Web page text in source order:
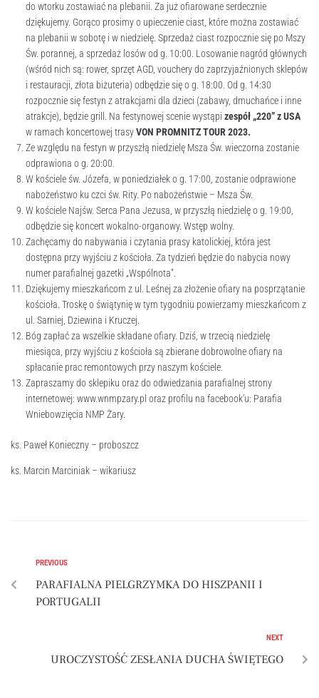
do wtorku zostawiać na plebanii. Za już ofiarowane serdecznie
dziękujemy. Gorąco prosimy o upieczenie ciast, które można zostawiać
na plebanii w sobotę i w niedzielę. Sprzedaż ciast rozpocznie się po Mszy
Św. porannej, a sprzedaż losów od g. 10:00. Losowanie nagród głównych
(wśród nich są: rower, sprzęt AGD, vouchery do zaprzyjaźnionych sklepów
i restauracji, złota biżuteria) odbędzie się o g. 18:00. Od g. 14:30
rozpocznie się festyn z atrakcjami dla dzieci (zabawy, dmuchańce i inne
atrakcje), będzie grill. Na festynowej scenie wystąpi zespół „220” z USA
w ramach koncertowej trasyVON PROMNITZ TOUR 2023.
Ze względu na festyn w przyszłą niedzielę Msza Św. wieczorna zostanie
odprawiona o g. 20:00.
W kościele św. Józefa, w poniedziałek o g. 17:00, zostanie odprawione
nabożeństwo ku czci św. Rity. Po nabożeństwie – Msza Św.
W kościele Najśw. Serca Pana Jezusa, w przyszłą niedzielę o g. 19:00,
odbędzie się koncert wokalno-organowy. Wstęp wolny.
Zachęcamy do nabywania i czytania prasy katolickiej, która jest
dostępna przy wyjściu z kościoła. Za tydzień będzie do nabycia nowy
numer parafialnej gazetki „Wspólnota”.
Dziękujemy mieszkańcom z ul. Leśnej za złożenie ofiary na posprzątanie
kościoła. Troskę o świątynię w tym tygodniu powierzamy mieszkańcom z
ul. Sarniej, Dziewina i Kruczej.
Bóg zapłać za wszelkie składane ofiary. Dziś, w trzecią niedzielę
miesiąca, przy wyjściu z kościoła są zbierane dobrowolne ofiary na
spłacanie prac remontowych przy naszym kościele.
Zapraszamy do sklepiku oraz do odwiedzania parafialnej strony
internetowej: www.wnmpzary.pl oraz profilu na facebook’u: Parafia
Wniebowzięcia NMP Żary.
ks. Paweł Konieczny – proboszcz
ks. Marcin Marciniak – wikariusz
PREVIOUS
PARAFIALNA PIELGRZYMKA DO HISZPANII I
PORTUGALII
NEXT
UROCZYSTOŚĆ ZESŁANIA DUCHA ŚWIĘTEGO